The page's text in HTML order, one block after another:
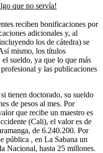
que no servía!
reciben bonificaciones por
adicionales y, al
los de cátedra) se
mismo, los títulos
sueldo, ya que lo que más
y las publicaciones
tienen doctorado, su sueldo
de pesos al mes. Por
que recibe un maestro es
(Cali), el valor es de
de 6.240.200. Por
pública , en La Sabana un
Nacional, hasta 25 millones.